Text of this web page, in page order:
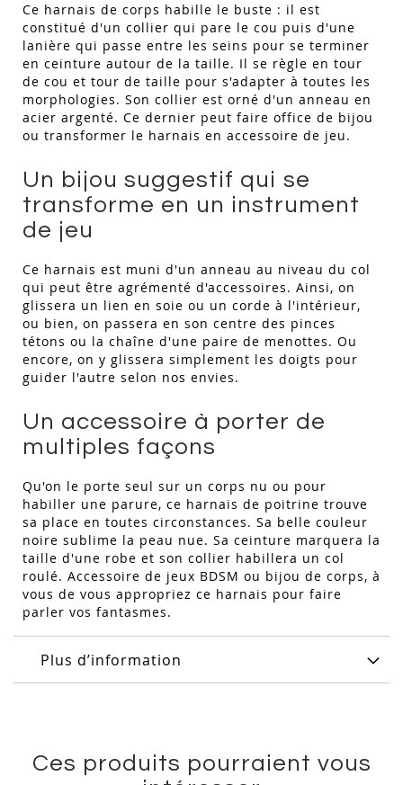
Ce harnais de corps habille le buste : il est
constitué d'un collier qui pare le cou puis d'une
lanière qui passe entre les seins pour se terminer
en ceinture autour de la taille. Il se règle en tour
de cou et tour de taille pour s'adapter à toutes les
morphologies. Son collier est orné d'un anneau en
acier argenté. Ce dernier peut faire office de bijou
ou transformer le harnais en accessoire de jeu.
Un bijou suggestif qui se
transforme en un instrument
de jeu
Ce harnais est muni d'un anneau au niveau du col
qui peut être agrémenté d'accessoires. Ainsi, on
glissera un lien en soie ou un corde à l'intérieur,
ou bien, on passera en son centre des pinces
tétons ou la chaîne d'une paire de menottes. Ou
encore, on y glissera simplement les doigts pour
guider l'autre selon nos envies.
Un accessoire à porter de
multiples façons
Qu'on le porte seul sur un corps nu ou pour
habiller une parure, ce harnais de poitrine trouve
sa place en toutes circonstances. Sa belle couleur
noire sublime la peau nue. Sa ceinture marquera la
taille d'une robe et son collier habillera un col
roulé. Accessoire de jeux BDSM ou bijou de corps, à
vous de vous appropriez ce harnais pour faire
parler vos fantasmes.
Plus d’information
Ces produits pourraient vous